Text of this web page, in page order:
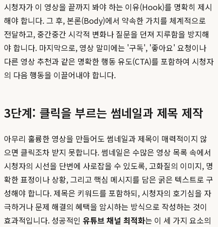
시청자가 이 영상을 끝까지 봐야 하는 이유(Hook)를 명확히 제시
해야 합니다. 그 후, 본론(Body)에서 약속한 가치를 체계적으로
전달하고, 중간중간 시각적 변화나 질문을 던져 지루함을 방지해
야 합니다. 마지막으로, 영상 말미에는 '구독', '좋아요' 요청이나
다른 영상 추천과 같은 명확한 행동 유도(CTA)를 포함하여 시청자
의 다음 행동을 이끌어내야 합니다.
3단계: 클릭을 부르는 썸네일과 제목 제작
아무리 훌륭한 영상을 만들어도 썸네일과 제목이 매력적이지 않
으면 클릭조차 받지 못합니다. 썸네일은 수많은 영상 목록 속에서
시청자의 시선을 단번에 사로잡을 수 있도록, 고화질의 이미지, 명
확한 표정이나 상황, 그리고 핵심 메시지를 담은 굵은 텍스트로 구
성해야 합니다. 제목은 키워드를 포함하되, 시청자의 호기심을 자
극하거나 문제 해결의 혜택을 암시하는 방식으로 작성하는 것이
효과적입니다. 성공적인 유튜브 채널 최적화는 이 세 가지 요소의